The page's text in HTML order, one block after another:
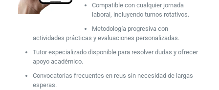
Compatible con cualquier jornada
laboral, incluyendo turnos rotativos.
Metodología progresiva con
actividades prácticas y evaluaciones personalizadas.
Tutor especializado disponible para resolver dudas y ofrecer
apoyo académico.
Convocatorias frecuentes en reus sin necesidad de largas
esperas.